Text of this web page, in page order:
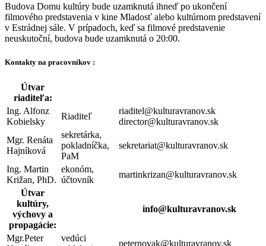
Budova Domu kultúry bude uzamknutá ihneď po ukončení
filmového predstavenia v kine Mladosť alebo kultúrnom predstavení
v Estrádnej sále. V prípadoch, keď sa filmové predstavenie
neuskutoční, budova bude uzamknutá o 20:00.
Kontakty na pracovníkov :
Útvar
riaditeľa:
Ing. Alfonz
Kobielsky
Riaditeľ
riaditel@kulturavranov.sk
director@kulturavranov.sk
Mgr. Renáta
Hajníková
sekretárka,
pokladníčka,
PaM
sekretariat@kulturavranov.sk
Ing. Martin
Križan, PhD.
ekonóm,
účtovník
martinkrizan@kulturavranov.sk
Útvar
kultúry,
výchovy a
propagácie:
info@kulturavranov.sk
Mgr.Peter
vedúci
peternovak@kulturavranov.sk